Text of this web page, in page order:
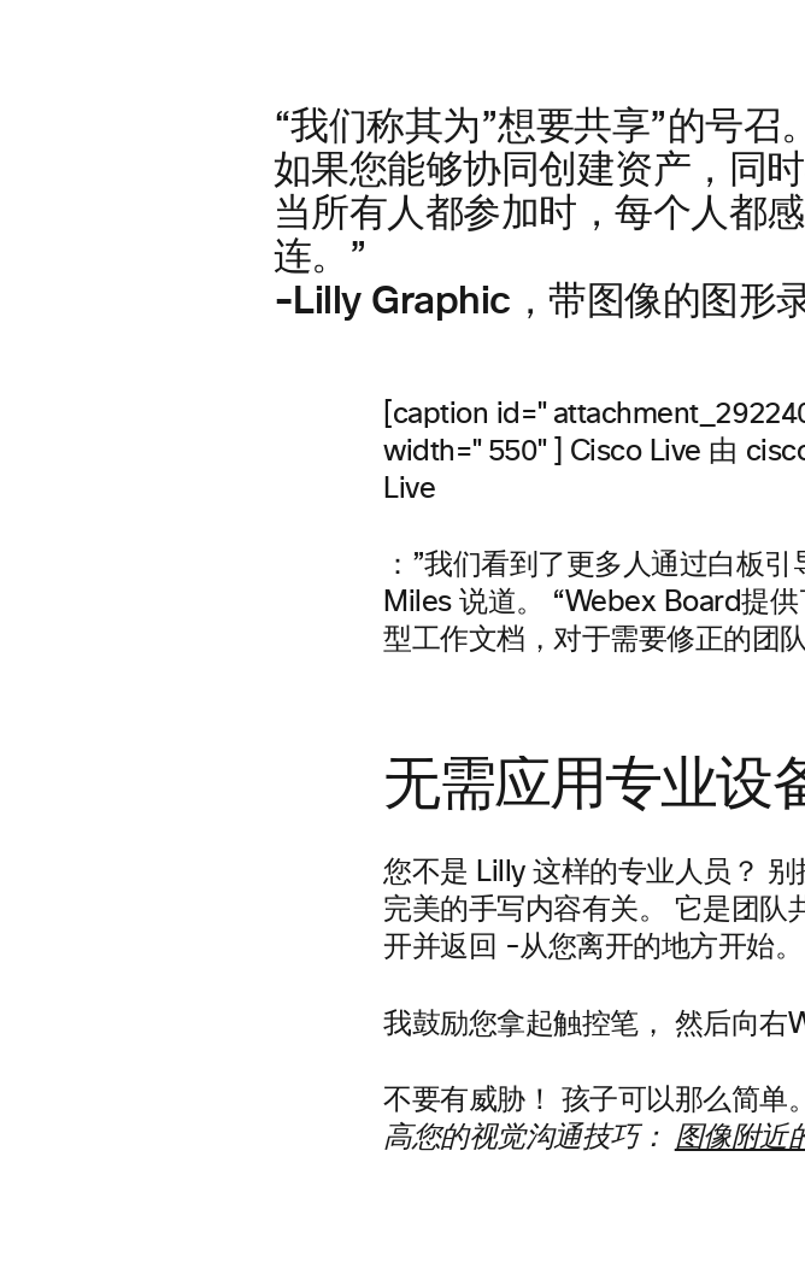
“我们称其为”想要共享”的号召
如果您能够协同创建资产，同
当所有人都参加时，每个人都
连。”
-Lilly Graphic，带图像的图形
[caption
width="550"]
Cisco Live 由
Live
：”我们看到了更多人通过白板
Miles 说道。 “Webex Board提
型工作文档，对于需要修正的团
无需应用专业设
您不是 Lilly 这样的专业人员？
完美的手写内容有关。 它是团队
开并返回 -从您离开的地方开始。
我鼓励您拿起触控笔， 然后向右
不要有威胁！ 孩子可以那么简单
高您的视觉沟通技巧： 图像附近